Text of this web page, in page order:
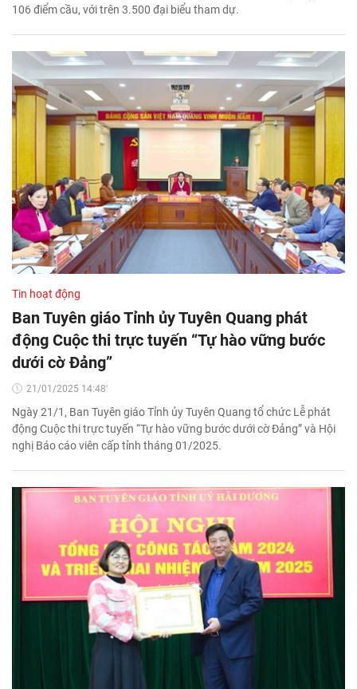
106 điểm cầu, với trên 3.500 đại biểu tham dự.
Tin hoạt động
Ban Tuyên giáo Tỉnh ủy Tuyên Quang phát
động Cuộc thi trực tuyến “Tự hào vững bước
dưới cờ Đảng”
21/01/2025 14:48'
Ngày 21/1, Ban Tuyên giáo Tỉnh ủy Tuyên Quang tổ chức Lễ phát
động Cuộc thi trực tuyến “Tự hào vững bước dưới cờ Đảng” và Hội
nghị Báo cáo viên cấp tỉnh tháng 01/2025.